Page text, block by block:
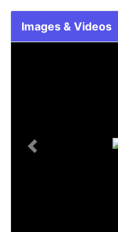
Images & Videos
Previous